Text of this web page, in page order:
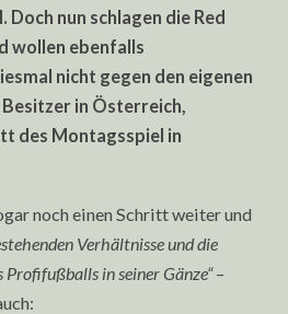
Doch nun schlagen die Red
wollen ebenfalls
nicht gegen den eigenen
in Österreich,
des Montagsspiel in
noch einen Schritt weiter und
Verhältnisse und die
in seiner Gänze“–